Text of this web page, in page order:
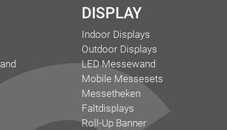
DISPLAY
Indoor Displays
Outdoor Displays
LED Messewand
Mobile Messesets
Messetheken
Faltdisplays
Roll-Up Banner